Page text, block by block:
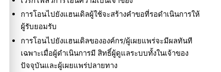
การโอนไปยังแฮนเดิลผู้ใช้จะสร้างคำขอที่รอดำเนินการให้
ผู้รับยอมรับ
การโอนไปยังแฮนเดิลขององค์กร/ผู้เผยแพร่จะมีผลทันที
เฉพาะเมื่อผู้ดำเนินการมี สิทธิ์ผู้ดูแลระบบทั้งในเจ้าของ
ปัจจุบันและผู้เผยแพร่ปลายทาง